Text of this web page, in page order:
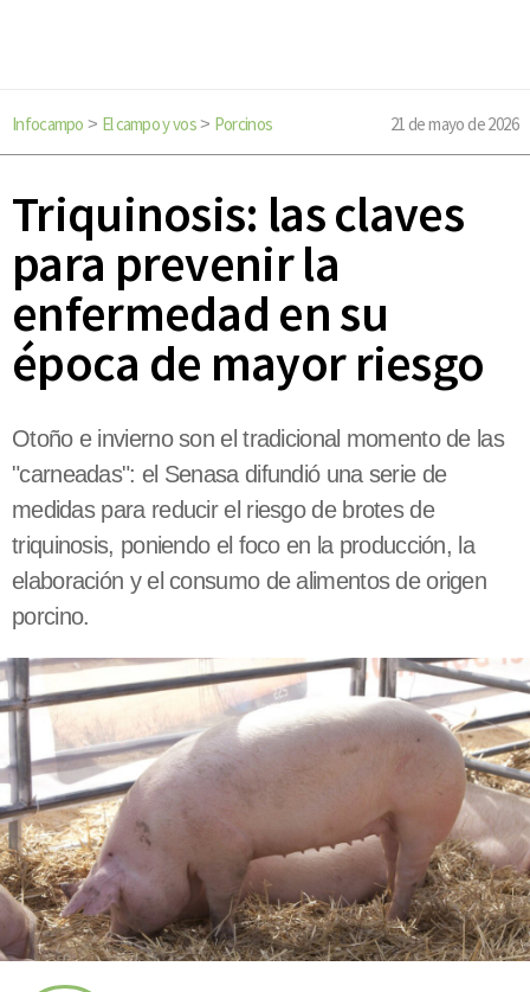
Infocampo > El campo y vos> Porcinos 21 de mayo de 2026
Triquinosis: las claves
para prevenir la
enfermedad en su
época de mayor riesgo
Otoño e invierno son el tradicional momento de las
"carneadas": el Senasa difundió una serie de
medidas para reducir el riesgo de brotes de
triquinosis, poniendo el foco en la producción, la
elaboración y el consumo de alimentos de origen
porcino.